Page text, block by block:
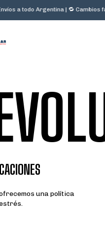
a todo Argentina | 🔁 Cambios
una política